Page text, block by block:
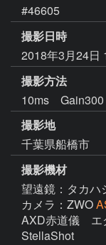
#46605
撮影日時
2018年3月24日
撮影方法
10ms Gain300
撮影地
千葉県船橋市
撮影機材
望遠鏡：タカハ
カメラ：ZWO
AXD赤道儀　
StellaShot